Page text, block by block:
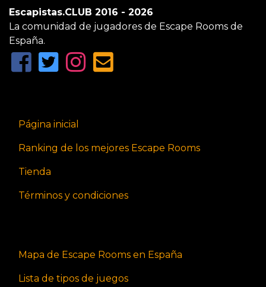
Escapistas.CLUB 2016 - 2026
La comunidad de jugadores de Escape Rooms de
España.
Página inicial
Ranking de los mejores Escape Rooms
Tienda
Términos y condiciones
Mapa de Escape Rooms en España
Lista de tipos de juegos